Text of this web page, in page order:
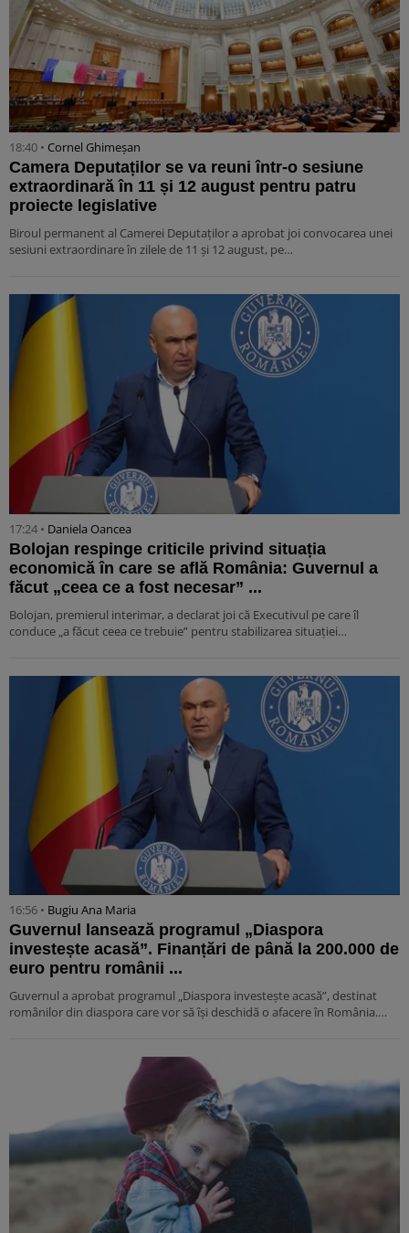
18:40 • Cornel Ghimeșan
Camera Deputaților se va reuni într-o sesiune
extraordinară în 11 și 12 august pentru patru
proiecte legislative
Biroul permanent al Camerei Deputaților a aprobat joi convocarea unei
sesiuni extraordinare în zilele de 11 și 12 august, pe…
17:24 • Daniela Oancea
Bolojan respinge criticile privind situația
economică în care se află România: Guvernul a
făcut „ceea ce a fost necesar” ...
Bolojan, premierul interimar, a declarat joi că Executivul pe care îl
conduce „a făcut ceea ce trebuie” pentru stabilizarea situației…
16:56 • Bugiu ⁠Ana Maria
Guvernul lansează programul „Diaspora
investește acasă”. Finanțări de până la 200.000 de
euro pentru românii ...
Guvernul a aprobat programul „Diaspora investește acasă”, destinat
românilor din diaspora care vor să își deschidă o afacere în România.…